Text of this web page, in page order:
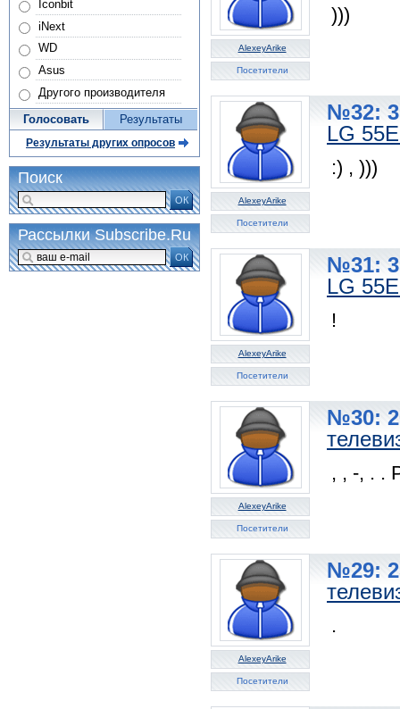
AlexeyArike
Посетители
)))
AlexeyArike
Посетители
№32: 3
LG
:) , )))
AlexeyArike
Посетители
№31: 3
LG
!
AlexeyArike
Посетители
№30:
, , -, . .
AlexeyArike
Посетители
№29:
.
Iconbit
iNext
WD
Asus
Другого производителя
Голосовать Результаты
Результаты других опросов
Поиск
ОК
Рассылки Subscribe.Ru
ОК